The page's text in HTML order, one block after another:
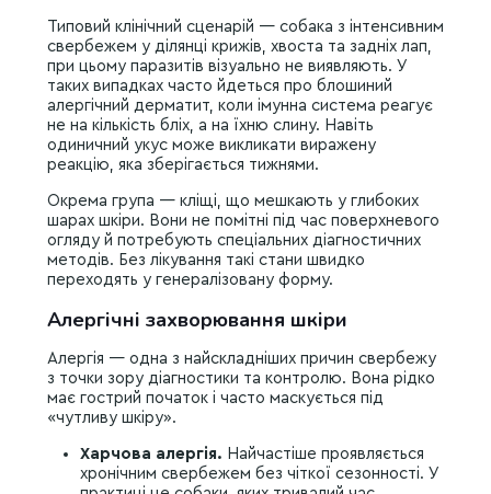
Типовий клінічний сценарій — собака з інтенсивним
свербежем у ділянці крижів, хвоста та задніх лап,
при цьому паразитів візуально не виявляють. У
таких випадках часто йдеться про блошиний
алергічний дерматит, коли імунна система реагує
не на кількість бліх, а на їхню слину. Навіть
одиничний укус може викликати виражену
реакцію, яка зберігається тижнями.
Окрема група — кліщі, що мешкають у глибоких
шарах шкіри. Вони не помітні під час поверхневого
огляду й потребують спеціальних діагностичних
методів. Без лікування такі стани швидко
переходять у генералізовану форму.
Алергічні захворювання шкіри
Алергія — одна з найскладніших причин свербежу
з точки зору діагностики та контролю. Вона рідко
має гострий початок і часто маскується під
«чутливу шкіру».
Харчова алергія. Найчастіше проявляється
хронічним свербежем без чіткої сезонності. У